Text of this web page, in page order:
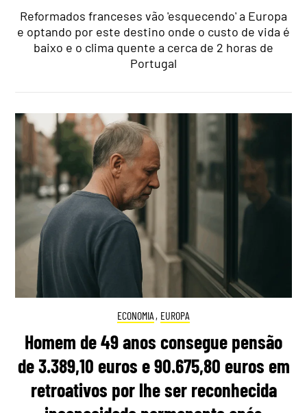
Reformados franceses vão 'esquecendo' a Europa
e optando por este destino onde o custo de vida é
baixo e o clima quente a cerca de 2 horas de
Portugal
ECONOMIA , EUROPA
Homem de 49 anos consegue pensão
de 3.389,10 euros e 90.675,80 euros em
retroativos por lhe ser reconhecida